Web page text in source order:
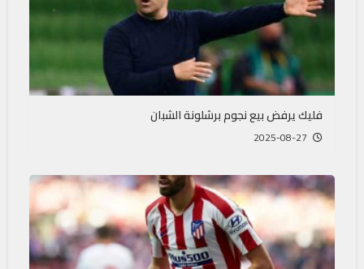
فليك يرفض بيع نجوم برشلونة الشبان